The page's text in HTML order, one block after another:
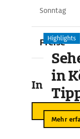
Sonntag
Preise
In der
Highlights
in
Mehr